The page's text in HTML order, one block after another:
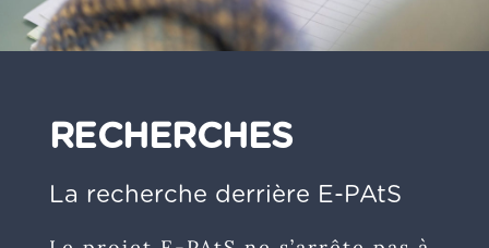
RECHERCHES
La recherche derrière E-PAtS